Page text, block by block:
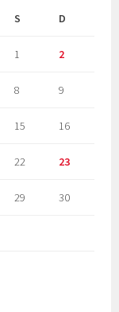
S D
1 2
8 9
15 16
22 23
29 30